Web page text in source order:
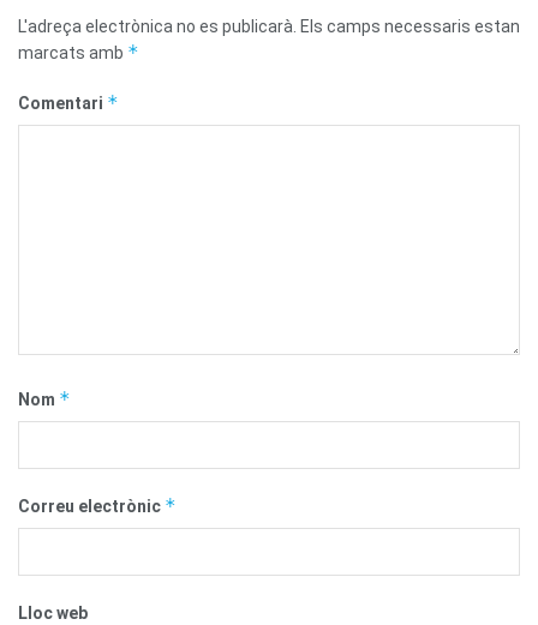
L'adreça electrònica no es publicarà. Els camps necessaris estan
marcats amb *
Comentari *
Nom *
Correu electrònic *
Lloc web